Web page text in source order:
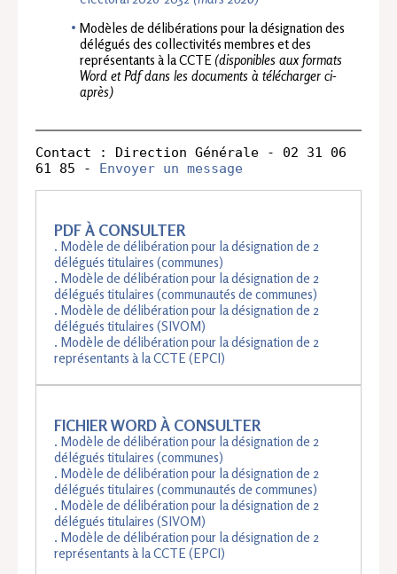
Modèles de délibérations pour la désignation des
délégués des collectivités membres et des
représentants à la CCTE (disponibles aux formats
Word et Pdf dans les documents à télécharger ci-
après)
Contact : Direction Générale - 02 31 06
61 85 - Envoyer un message
PDF À CONSULTER
. Modèle de délibération pour la désignation de 2
délégués titulaires (communes)
. Modèle de délibération pour la désignation de 2
délégués titulaires (communautés de communes)
. Modèle de délibération pour la désignation de 2
délégués titulaires (SIVOM)
. Modèle de délibération pour la désignation de 2
représentants à la CCTE (EPCI)
FICHIER WORD À CONSULTER
. Modèle de délibération pour la désignation de 2
délégués titulaires (communes)
. Modèle de délibération pour la désignation de 2
délégués titulaires (communautés de communes)
. Modèle de délibération pour la désignation de 2
délégués titulaires (SIVOM)
. Modèle de délibération pour la désignation de 2
représentants à la CCTE (EPCI)